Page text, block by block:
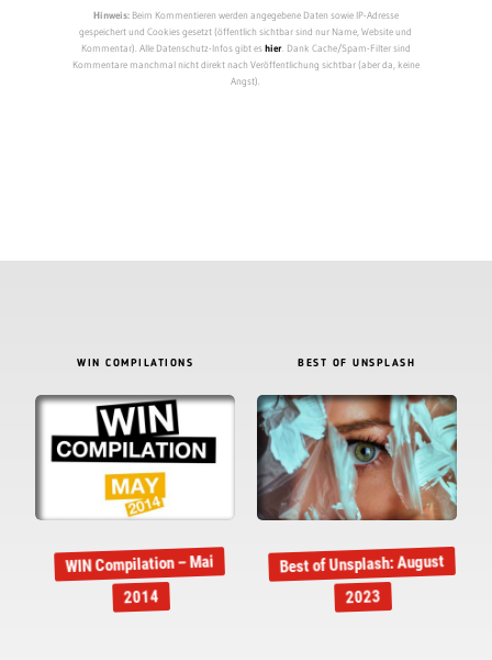
Hinweis:Beim Kommentieren werden angegebene Daten sowie IP-Adresse
gespeichert und Cookies gesetzt (öffentlich sichtbar sind nur Name, Website und
Kommentar). Alle Datenschutz-Infos gibt eshier. Dank Cache/Spam-Filter sind
Kommentare manchmal nicht direkt nach Veröffentlichung sichtbar (aber da, keine
Angst).
WIN COMPILATIONS
WIN Compilation – Mai
2014
BEST OF UNSPLASH
Best of Unsplash: August
2023